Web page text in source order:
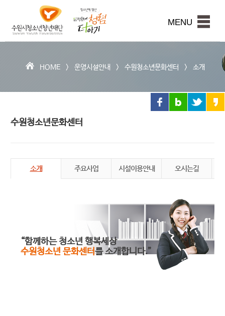
본문내용 바로가기
시
청
소
년
청
년
재
단
MENU
HOME >운영시설안내>수원청소년문화센터>소개
수원청소년문화센터
소개 주요사업 시설이용안내 오시는길
“함께하는 청소년 행복세상
수원청소년 문화센터를 소개합니다.”